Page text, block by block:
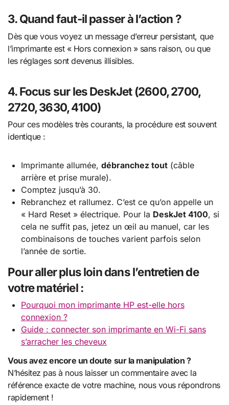
3. Quand faut-il passer à l’action ?
Dès que vous voyez un message d’erreur persistant, que
l’imprimante est « Hors connexion » sans raison, ou que
les réglages sont devenus illisibles.
4. Focus sur les DeskJet (2600, 2700,
2720, 3630, 4100)
Pour ces modèles très courants, la procédure est souvent
identique :
Imprimante allumée, débranchez tout(câble
arrière et prise murale).
Comptez jusqu’à 30.
Rebranchez et rallumez. C’est ce qu’on appelle un
« Hard Reset » électrique. Pour la DeskJet 4100, si
cela ne suffit pas, jetez un œil au manuel, car les
combinaisons de touches varient parfois selon
l’année de sortie.
Pour aller plus loin dans l’entretien de
votre matériel :
Pourquoi mon imprimante HP est-elle hors
connexion ?
Guide : connecter son imprimante en Wi-Fi sans
s’arracher les cheveux
Vous avez encore un doute sur la manipulation ?
N’hésitez pas à nous laisser un commentaire avec la
référence exacte de votre machine, nous vous répondrons
rapidement !